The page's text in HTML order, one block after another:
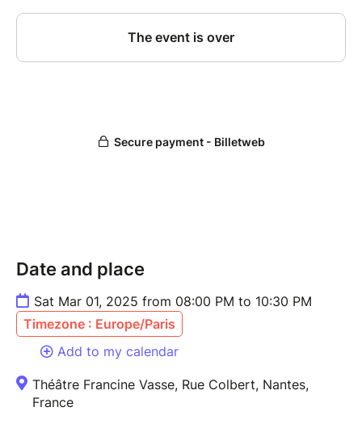
Date and place
Sat Mar 01, 2025 from 08:00 PM to 10:30 PM
Timezone : Europe/Paris
Add to my calendar
Théâtre Francine Vasse, Rue Colbert, Nantes,
France